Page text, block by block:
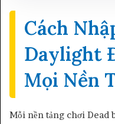
Cách
Daylight
Mọi Nền
Mỗi nền tảng chơi Dead